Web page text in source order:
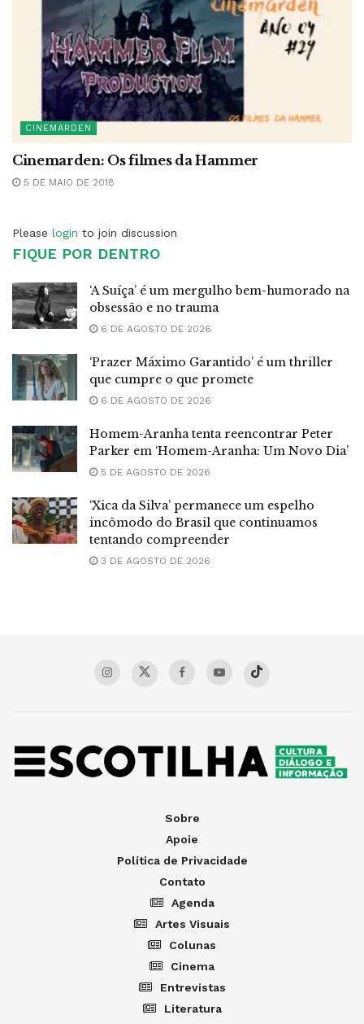
CINEMARDEN
Cinemarden: Os filmes da Hammer
5 DE MAIO DE 2018
Please login to join discussion
FIQUE POR DENTRO
‘A Suíça’ é um mergulho bem-humorado na
obsessão e no trauma
6 DE AGOSTO DE 2026
‘Prazer Máximo Garantido’ é um thriller
que cumpre o que promete
6 DE AGOSTO DE 2026
Homem-Aranha tenta reencontrar Peter
Parker em ‘Homem-Aranha: Um Novo Dia’
5 DE AGOSTO DE 2026
‘Xica da Silva’ permanece um espelho
incômodo do Brasil que continuamos
tentando compreender
3 DE AGOSTO DE 2026
Sobre
Apoie
Política de Privacidade
Contato
Agenda
Artes Visuais
Colunas
Cinema
Entrevistas
Literatura